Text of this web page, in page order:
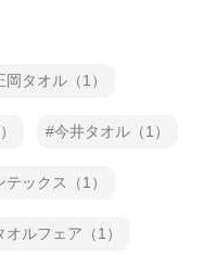
岡タオル（1）
今井タオル（1）
テックス（1）
オルフェア（1）